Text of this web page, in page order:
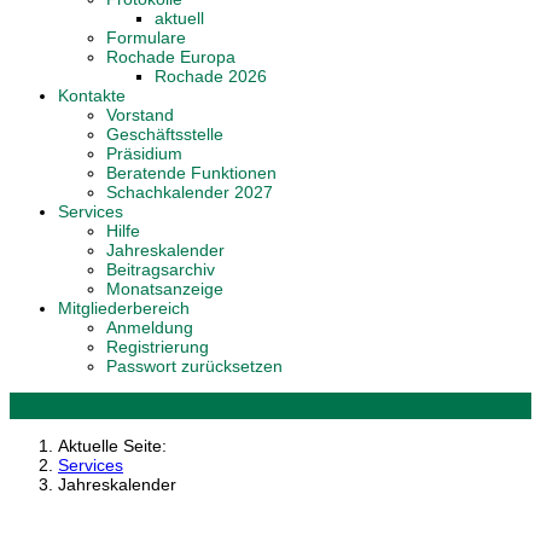
aktuell
Formulare
Rochade Europa
Rochade 2026
Kontakte
Vorstand
Geschäftsstelle
Präsidium
Beratende Funktionen
Schachkalender 2027
Services
Hilfe
Jahreskalender
Beitragsarchiv
Monatsanzeige
Mitgliederbereich
Anmeldung
Registrierung
Passwort zurücksetzen
Aktuelle Seite:
Services
Jahreskalender